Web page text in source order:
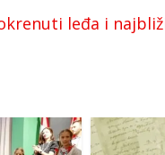
leđa i